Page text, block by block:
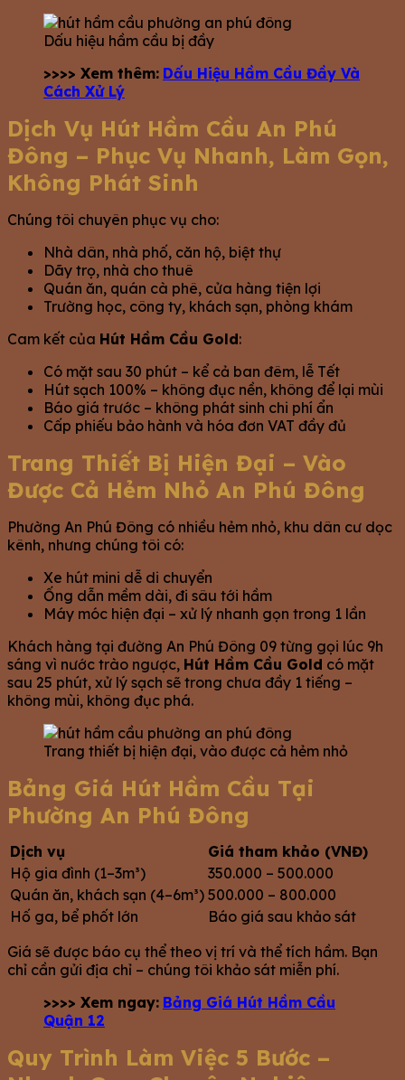
Dấu hiệu hầm cầu bị đầy
>>>> Xem thêm: Dấu Hiệu Hầm Cầu Đầy Và
Cách Xử Lý
Dịch Vụ Hút Hầm Cầu An Phú
Đông – Phục Vụ Nhanh, Làm Gọn,
Không Phát Sinh
Chúng tôi chuyên phục vụ cho:
Nhà dân, nhà phố, căn hộ, biệt thự
Dãy trọ, nhà cho thuê
Quán ăn, quán cà phê, cửa hàng tiện lợi
Trường học, công ty, khách sạn, phòng khám
Cam kết của Hút Hầm Cầu Gold:
Có mặt sau 30 phút – kể cả ban đêm, lễ Tết
Hút sạch 100% – không đục nền, không để lại mùi
Báo giá trước – không phát sinh chi phí ẩn
Cấp phiếu bảo hành và hóa đơn VAT đầy đủ
Trang Thiết Bị Hiện Đại – Vào
Được Cả Hẻm Nhỏ An Phú Đông
Phường An Phú Đông có nhiều hẻm nhỏ, khu dân cư dọc
kênh, nhưng chúng tôi có:
Xe hút mini dễ di chuyển
Ống dẫn mềm dài, đi sâu tới hầm
Máy móc hiện đại – xử lý nhanh gọn trong 1 lần
Khách hàng tại đường An Phú Đông 09 từng gọi lúc 9h
sáng vì nước trào ngược, Hút Hầm Cầu Gold có mặt
sau 25 phút, xử lý sạch sẽ trong chưa đầy 1 tiếng –
không mùi, không đục phá.
Trang thiết bị hiện đại, vào được cả hẻm nhỏ
Bảng Giá Hút Hầm Cầu Tại
Phường An Phú Đông
Dịch vụ
Giá tham khảo (VNĐ)
Hộ gia đình (1–3m³)
350.000 – 500.000
Quán ăn, khách sạn (4–6m³) 500.000 – 800.000
Hố ga, bể phốt lớn
Báo giá sau khảo sát
Giá sẽ được báo cụ thể theo vị trí và thể tích hầm. Bạn
chỉ cần gửi địa chỉ – chúng tôi khảo sát miễn phí.
>>>> Xem ngay: Bảng Giá Hút Hầm Cầu
Quận 12
Quy Trình Làm Việc 5 Bước –